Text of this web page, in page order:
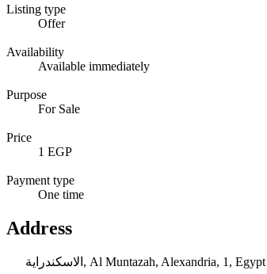
Listing type
Offer
Availability
Available immediately
Purpose
For Sale
Price
1 EGP
Payment type
One time
Address
الاسكندراية, Al Muntazah, Alexandria, 1, Egypt